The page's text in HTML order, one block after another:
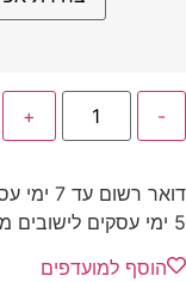
-
+
5 ימי עסקים לישובים מרוחקים)
הוסף למועדפים